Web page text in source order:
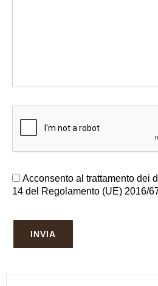
Acconsento al trattamento dei
14 del Regolamento (UE) 2016/